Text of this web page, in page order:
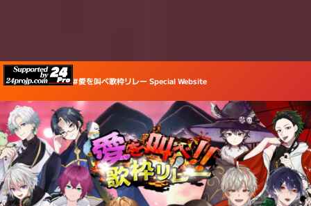
ス
キ
ッ
プ
#愛を叫べ歌枠リレー Special Website